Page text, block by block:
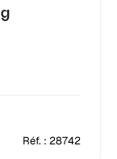
Réf. : 28742